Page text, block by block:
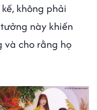
không phải
này khiến
và cho rằng họ